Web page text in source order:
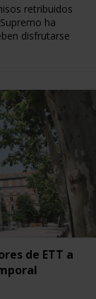
retribuidos
ha
disfrutarse
de ETT a